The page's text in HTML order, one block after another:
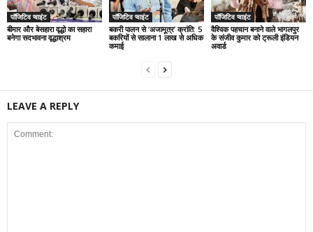
पॉजिटिव प्वाइंट
बीमार और बेसहारा वृद्धो का सहारा
बनेगा सदभावना वृद्धाश्रम
पॉजिटिव प्वाइंट
बकरी पालन से ‘अजामूत्र’ क्रांति: 5
बकरियों से सालाना 1 लाख से अधिक
कमाई
पॉजिटिव प्वाइंट
वैश्विक पहचान बनाने वाले भागलपुर
के संजीव कुमार को ट्रूली इंडियन
अवार्ड
LEAVE A REPLY